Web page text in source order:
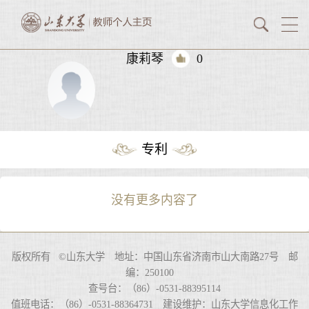
康莉琴 0
专利
没有更多内容了
版权所有 ©山东大学 地址：中国山东省济南市山大南路27号 邮
编：250100
查号台：（86）-0531-88395114
值班电话：（86）-0531-88364731 建设维护：山东大学信息化工作